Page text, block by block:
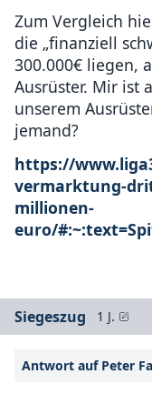
Zum Vergleich
die „finanziell
300.000€ liegen,
Ausrüster. Mir ist
unserem
jemand?
https://
vermarktung-
millionen-
euro/
Siegeszug 1 J.
Antwort auf Peter